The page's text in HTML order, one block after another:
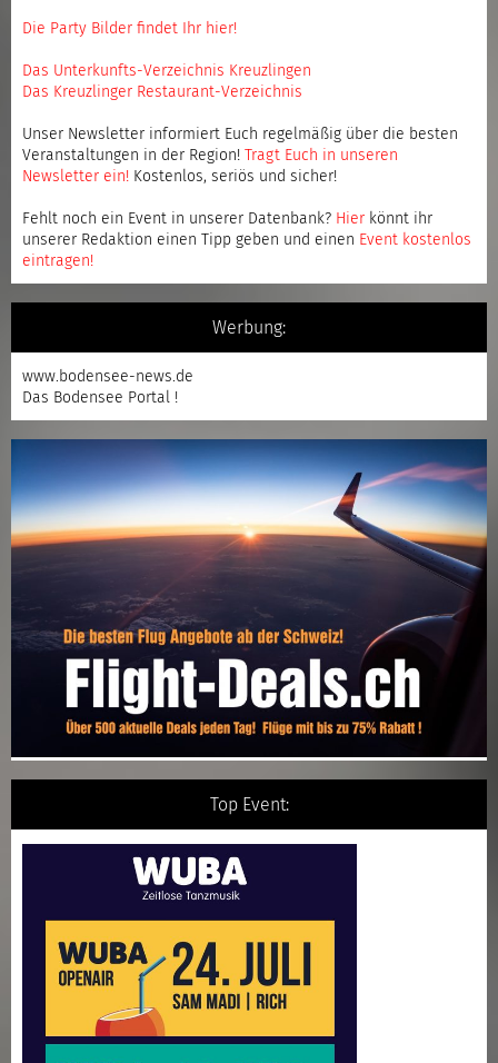
Die Party Bilder findet Ihr hier!
Das Unterkunfts-Verzeichnis Kreuzlingen
Das Kreuzlinger Restaurant-Verzeichnis
Unser Newsletter informiert Euch regelmäßig über die besten
Veranstaltungen in der Region!
Tragt Euch in unseren
Newsletter ein! Kostenlos, seriös und sicher!
Fehlt noch ein Event in unserer Datenbank? Hier könnt ihr
unserer Redaktion einen Tipp geben und einen Event kostenlos
eintragen!
Werbung:
www.bodensee-news.de
Das Bodensee Portal !
Top Event: